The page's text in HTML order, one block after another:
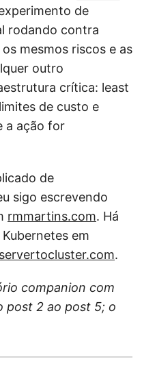
de
rodando contra
mesmos riscos e as
outro
crítica: least
de custo e
a ação for
de
sigo escrevendo
rmmartins.com. Há
em
.
companion com
post 2 ao post 5; o